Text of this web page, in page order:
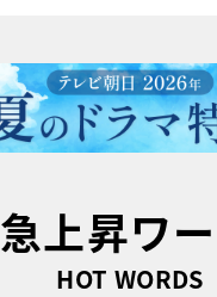
急上昇ワ
HOT WORDS